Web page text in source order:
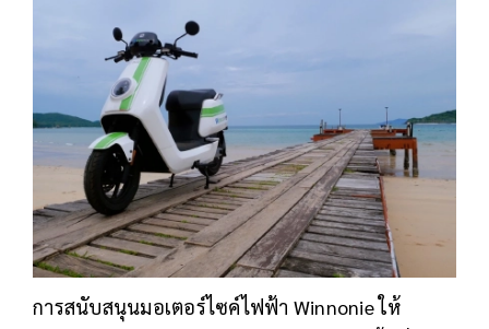
การสนับสนุนมอเตอร์ไซค์ไฟฟ้า Winnonie ให้